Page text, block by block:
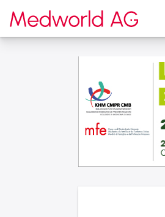
Vers la page d'accueil